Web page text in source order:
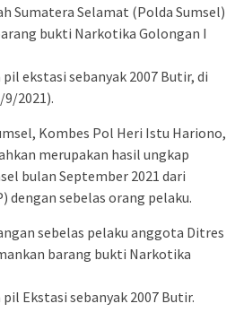
Sumatera Selamat (Polda Sumsel)
bukti Narkotika Golongan I
ekstasi sebanyak 2007 Butir, di
9/2021).
Kombes Pol Heri Istu Hariono,
merupakan hasil ungkap
bulan September 2021 dari
dengan sebelas orang pelaku.
sebelas pelaku anggota Ditres
barang bukti Narkotika
Ekstasi sebanyak 2007 Butir.